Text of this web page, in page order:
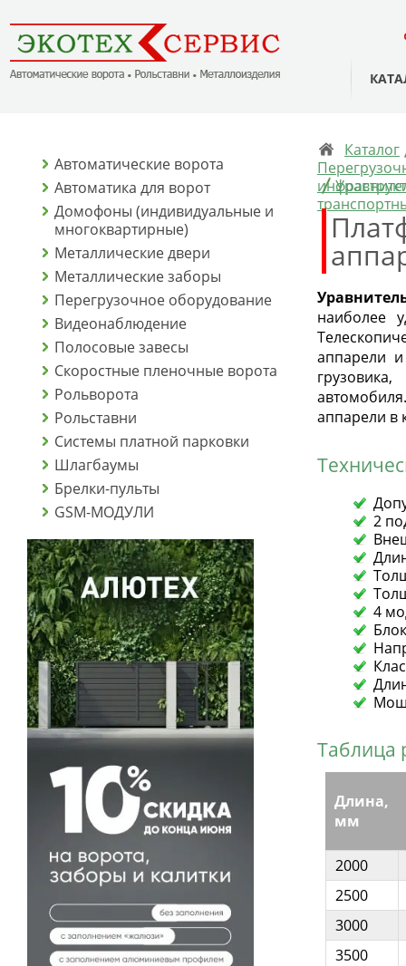
Автоматические ворота
Автоматика для ворот
Домофоны (индивидуальные и
многоквартирные)
Металлические двери
Металлические заборы
Перегрузочное оборудование
Видеонаблюдение
Полосовые завесы
Скоростные пленочные ворота
Рольворота
Рольставни
Системы платной парковки
Шлагбаумы
Брелки-пульты
GSM-МОДУЛИ
Каталог
наиболее
аппарели
аппарели в
2
4
Таблица
Длина,
мм
2000
2500
3000
3500